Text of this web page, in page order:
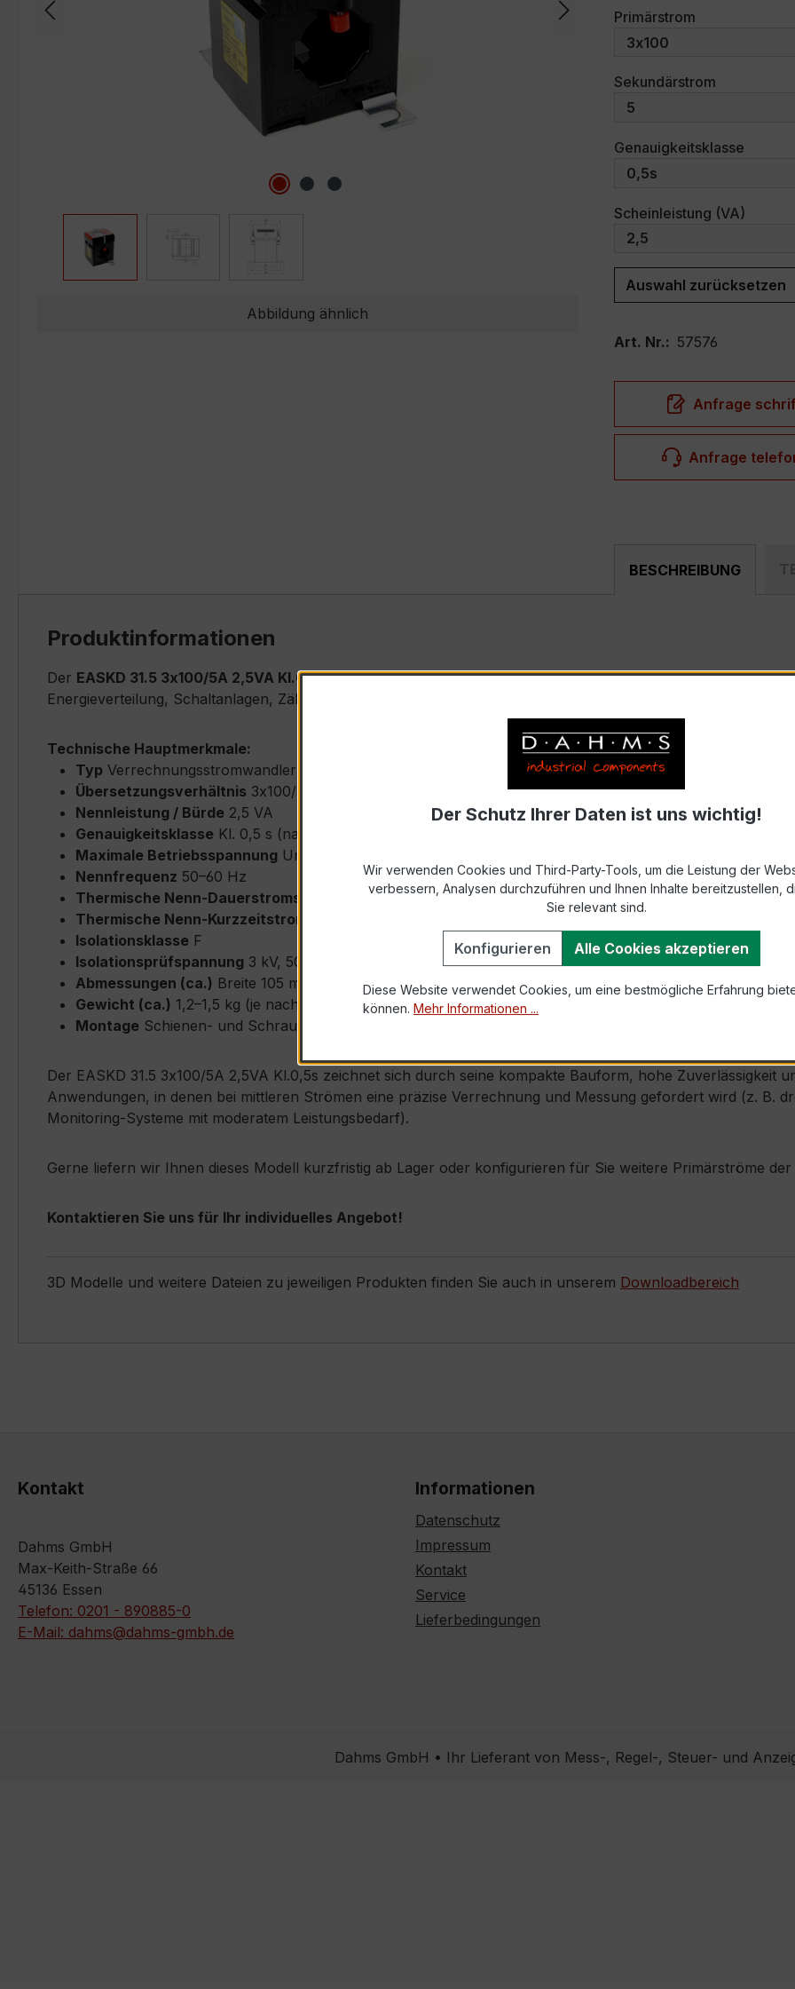
Abbildung ähnlich
Primärstrom
Sekundärstrom
Genauigkeitsklasse
Scheinleistung (VA)
Auswahl zurücksetzen
Art. Nr.: 57576
Anfrage
Anfrage
BESCHREIBUNG
Produktinformationen
Der EASKD 31.5 3x100/5A 2,5VA Kl.0,5sist ein kompakter, hochpräziser Verrechnungsstromwandler der
Energieverteilung, Schaltanlagen, Zählerfeldern und industriellen Mess- und Überwachungssystemen
Technische Hauptmerkmale:
Typ Verrechnungsstromwandler (Kasten-Typ) – EASKD 31.5
Übersetzungsverhältnis 3x100/5 A (drei unabhängige Stromwandler, Primärnennstrom 100 A,
Nennleistung / Bürde 2,5 VA
Genauigkeitsklasse Kl. 0,5 s (nach IEC/EN 61869-2 bzw. DIN EN 61869-2)
Maximale Betriebsspannung Um ≤ 0,72 kV
Nennfrequenz 50–60 Hz
Thermische Nenn-Dauerstromstärke
Icth = 1,0 × Ipr (Dauerstrom 1 × Primärnennstrom)
Thermische Nenn-Kurzzeitstromstärke
Isolationsklasse F
Isolationsprüfspannung 3 kV, 50 Hz, 1 min
Abmessungen (ca.) Breite 105 mm × Höhe 105 mm × Tiefe 55 mm
Gewicht (ca.) 1,2–1,5 kg (je nach Ausführung)
Montage Schienen- und Schraubmontage möglich, inkl. IP20-Schutzgehäuse
Der EASKD 31.5 3x100/5A 2,5VA Kl.0,5s zeichnet sich durch seine kompakte Bauform, hohe Zuverlässigkeit
Anwendungen, in denen bei mittleren Strömen eine präzise Verrechnung und Messung gefordert wird (z. B.
Monitoring-Systeme mit moderatem Leistungsbedarf).
Gerne liefern wir Ihnen dieses Modell kurzfristig ab Lager oder konfigurieren für Sie weitere Primärströme der
Kontaktieren Sie uns für Ihr individuelles Angebot!
3D Modelle und weitere Dateien zu jeweiligen Produkten finden Sie auch in unserem Downloadbereich
Kontakt
Dahms GmbH
Max-Keith-Straße 66
45136 Essen
Telefon: 0201 - 890885-0
E-Mail: dahms@dahms-gmbh.de
Informationen
Datenschutz
Impressum
Kontakt
Service
Lieferbedingungen
Dahms GmbH • Ihr Lieferant von Mess-, Regel-, Steuer- und
Der Schutz Ihrer Daten ist uns wichtig!
Wir verwenden Cookies und Third-Party-Tools, um die Leistung der
verbessern, Analysen durchzuführen und Ihnen Inhalte bereitzustellen,
Sie relevant sind.
Konfigurieren Alle Cookies akzeptieren
Diese Website verwendet Cookies, um eine bestmögliche Erfahrung
können. Mehr Informationen ...